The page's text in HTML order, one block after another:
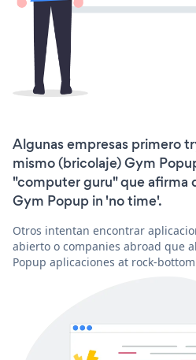
Algunas empresas primero
mismo (bricolaje) Gym
"computer guru" que afirma
Gym Popup in 'no time'.
Otros intentan encontrar
abierto o companies abroad que
Popup aplicaciones at rock-